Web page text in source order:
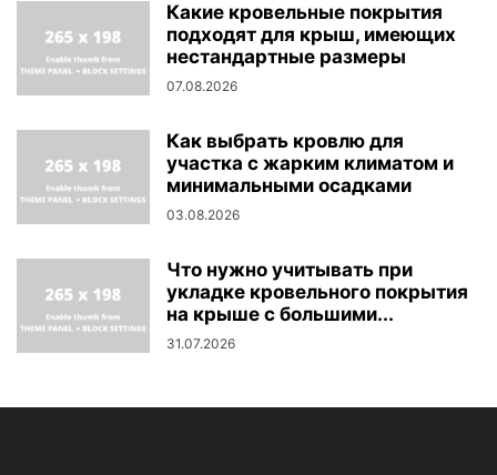
Какие кровельные покрытия
подходят для крыш, имеющих
нестандартные размеры
07.08.2026
Как выбрать кровлю для
участка с жарким климатом и
минимальными осадками
03.08.2026
Что нужно учитывать при
укладке кровельного покрытия
на крыше с большими...
31.07.2026